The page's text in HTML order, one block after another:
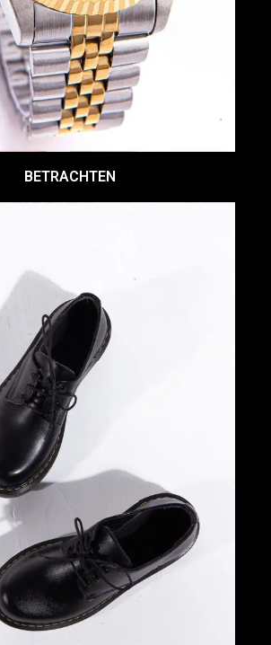
BETRACHTEN